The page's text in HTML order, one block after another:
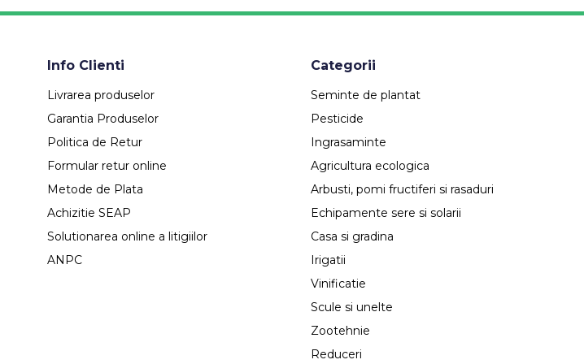
Info Clienti
Livrarea produselor
Garantia Produselor
Politica de Retur
Formular retur online
Metode de Plata
Achizitie SEAP
Solutionarea online a litigiilor
ANPC
Categorii
Seminte de plantat
Pesticide
Ingrasaminte
Agricultura ecologica
Arbusti, pomi fructiferi si rasaduri
Echipamente sere si solarii
Casa si gradina
Irigatii
Vinificatie
Scule si unelte
Zootehnie
Reduceri